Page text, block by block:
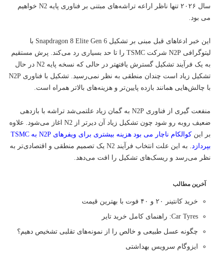
سال ۲۰۲۶ تنها ناظر اراعه تراشه‌های مبتنی بر فناوری پایه N2 خواهیم
می بود.
این خبر
ادعاهای قبل مبنی بر تشکیل Snapdragon 8 Elite Gen 6 با
لیتوگرافی N2P شرکت TSMC را تا حد بسیاری رد می‌کند. پرش مستقیم
به یک فرآیند تشکیل گسترش یافتهتر در حالی که نسخه پایه N2 در حال
تشکیل زیاد است چندان منطقی به نظر نمی‌رسید. تشکیل با فناوری N2P
با چالش‌هایی همانند بازده پایین‌تر و هزینه‌های بالاتر همراه است.
منفعت گیری از فناوری N2P به گمان زیاد علتمی‌شد تراشه با بازدهی
ضعیف روبه رو شود چون تشکیل زیاد آن دیرتر از N2 اغاز می‌شود. علاوه
بر این
کوالکام ناچار می بود هزینه بیشتری برای ویفرهای N2P به TSMC
بپردازد
. به این علت انتخاب فرآیند N2 یک تصمیم منطقی و اقتصادی‌تر به
نظر می‌رسد و ریسک‌های تشکیل را افت می‌دهد.
آخرین مطالب
خرید کانتینر ۲۰ و ۴۰ فوت با بهترین قیمت
Car Tyres: راهنمای کامل خرید تایر
چگونه عسل طبیعی و خالص را از نمونه‌های تقلبی تشخیص دهیم؟
ایزوگام سرویس بهداشتی